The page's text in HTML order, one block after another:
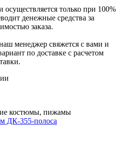
только при 100%
денежные средства за
заказа.
менеджер свяжется с вами и
по доставке с расчетом
костюмы, пижамы
ДК-355-полоса